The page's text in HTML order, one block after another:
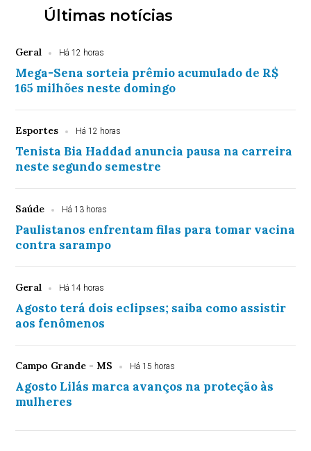
Últimas notícias
Geral Há 12 horas
Mega-Sena sorteia prêmio acumulado de R$
165 milhões neste domingo
Esportes Há 12 horas
Tenista Bia Haddad anuncia pausa na carreira
neste segundo semestre
Saúde Há 13 horas
Paulistanos enfrentam filas para tomar vacina
contra sarampo
Geral Há 14 horas
Agosto terá dois eclipses; saiba como assistir
aos fenômenos
Campo Grande - MS Há 15 horas
Agosto Lilás marca avanços na proteção às
mulheres